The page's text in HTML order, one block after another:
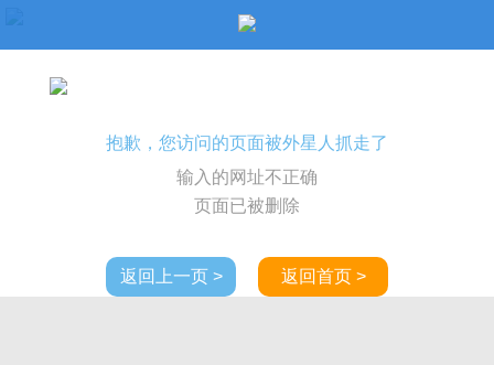
抱歉，您访问的页面被外星人抓走了
输入的网址不正确
页面已被删除
返回上一页 > 返回首页 >